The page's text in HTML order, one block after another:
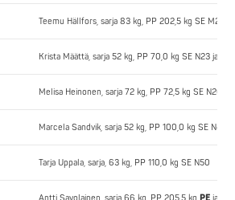
Teemu Hällfors, sarja 83 kg, PP 202,5 kg SE M20
Krista Määttä, sarja 52 kg, PP 70,0 kg SE N23 ja
Melisa Heinonen, sarja 72 kg, PP 72,5 kg SE N20
Marcela Sandvik, sarja 52 kg, PP 100,0 kg SE N40
Tarja Uppala, sarja, 63 kg, PP 110,0 kg SE N50
Antti Savolainen, sarja 66 kg, PP 205,5 kg PEja SE